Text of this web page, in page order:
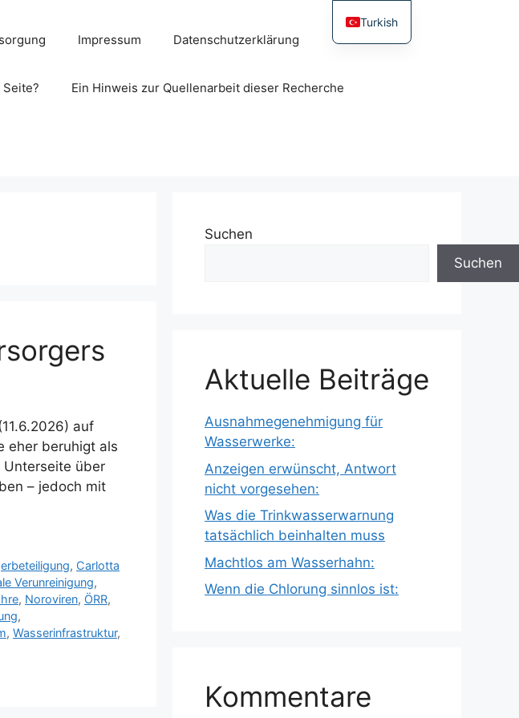
Impressum Datenschutzerklärung
Seite? Ein Hinweis zur Quellenarbeit dieser Recherche
auf
eher beruhigt als
über
– jedoch mit
, Carlotta
Verunreinigung,
, Noroviren, ÖRR,
,
, Wasserinfrastruktur,
Suchen
Suchen
Aktuelle Beiträge
Ausnahmegenehmigung für
Wasserwerke:
Anzeigen erwünscht, Antwort
nicht vorgesehen:
Was die Trinkwasserwarnung
tatsächlich beinhalten muss
Machtlos am Wasserhahn:
Wenn die Chlorung sinnlos ist:
Kommentare
Turkish